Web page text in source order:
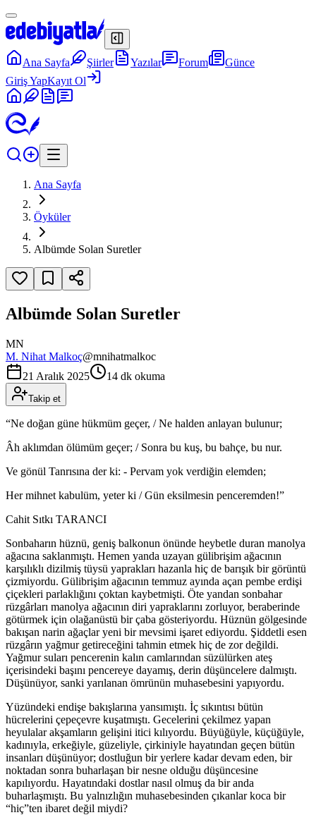
Ana Sayfa Şiirler Yazılar Forum
Günce
Giriş YapKayıt Ol
Ana Sayfa
Öyküler
Albümde Solan Suretler
Albümde Solan Suretler
MN
M. Nihat Malkoç@mnihatmalkoc
21 Aralık 2025
14 dk okuma
Takip et
“Ne doğan güne hükmüm geçer, / Ne halden anlayan bulunur;
Âh aklımdan ölümüm geçer; / Sonra bu kuş, bu bahçe, bu nur.
Ve gönül Tanrısına der ki: - Pervam yok verdiğin elemden;
Her mihnet kabulüm, yeter ki / Gün eksilmesin penceremden!”
Cahit Sıtkı TARANCI
Sonbaharın hüznü, geniş balkonun önünde heybetle duran manolya
ağacına saklanmıştı. Hemen yanda uzayan gülibrişim ağacının
karşılıklı dizilmiş tüysü yaprakları hazanla hiç de barışık bir görüntü
çizmiyordu. Gülibrişim ağacının temmuz ayında açan pembe erdişi
çiçekleri parlaklığını çoktan kaybetmişti. Öte yandan sonbahar
rüzgârları manolya ağacının diri yapraklarını zorluyor, beraberinde
götürmek için olağanüstü bir çaba gösteriyordu. Hüznün gölgesinde
bakışan narin ağaçlar yeni bir mevsimi işaret ediyordu. Şiddetli esen
rüzgârın yağmur getireceğini tahmin etmek hiç de zor değildi.
Yağmur suları pencerenin kalın camlarından süzülürken ateş
içerisindeki başını pencereye dayamış, derin düşüncelere dalmıştı.
Düşünüyor, sanki yarılanan ömrünün muhasebesini yapıyordu.
Yüzündeki endişe bakışlarına yansımıştı. İç sıkıntısı bütün
hücrelerini çepeçevre kuşatmıştı. Gecelerini çekilmez yapan
heyulalar akşamların gelişini itici kılıyordu. Büyüğüyle, küçüğüyle,
kadınıyla, erkeğiyle, güzeliyle, çirkiniyle hayatından geçen bütün
insanları düşünüyor; dostluğun bir yerlere kadar devam eden, bir
noktadan sonra buharlaşan bir nesne olduğu düşüncesine
kapılıyordu. Hayatındaki dostlar nasıl olmuş da bir anda
buharlaşmıştı. Bu yalnızlığın muhasebesinden çıkanlar koca bir
“hiç”ten ibaret değil miydi?